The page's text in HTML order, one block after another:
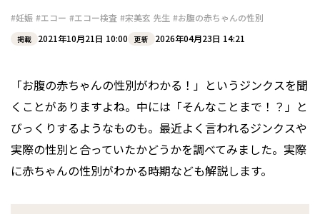
#妊娠 #エコー #エコー検査 #宋美玄 先生 #お腹の赤ちゃんの性別
掲載 2021年10月21日 10:00 更新 2026年04月23日 14:21
「お腹の赤ちゃんの性別がわかる！」というジンクスを聞
くことがありますよね。中には「そんなことまで！？」と
びっくりするようなものも。最近よく言われるジンクスや
実際の性別と合っていたかどうかを調べてみました。実際
に赤ちゃんの性別がわかる時期なども解説します。